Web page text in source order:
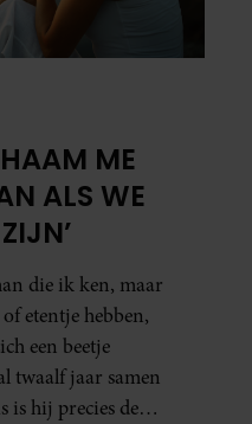
ME
ALS WE
die ik ken, maar
etentje hebben,
een beetje
twaalf jaar samen
is hij precies de